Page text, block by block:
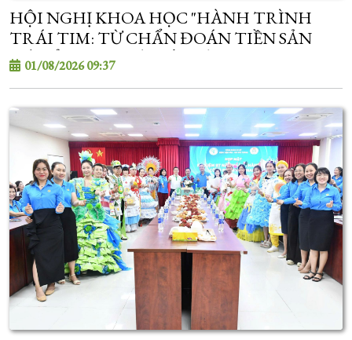
HỘI NGHỊ KHOA HỌC "HÀNH TRÌNH
TRÁI TIM: TỪ CHẨN ĐOÁN TIỀN SẢN
ĐẾN ỔN ĐỊNH VÀ CẤP CỨU TIM MẠCH SƠ
SINH"
01/08/2026 09:37